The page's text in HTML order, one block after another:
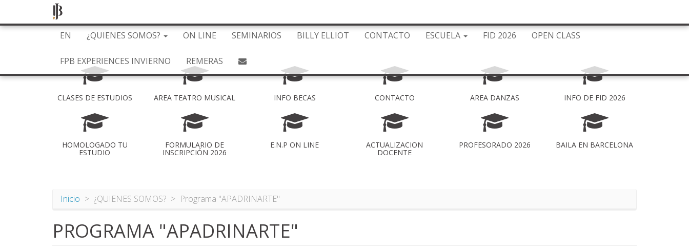
EN ¿QUIENES SOMOS? ON LINE SEMINARIOS BILLY ELLIOT CONTACTO ESCUELA FID 2026 OPEN CLASS
FPB EXPERIENCES INVIERNO REMERAS
CLASES DE ESTUDIOS AREA TEATRO MUSICAL INFO BECAS CONTACTO AREA DANZAS INFO DE FID 2026
HOMOLOGADO TU
ESTUDIO
FORMULARIO DE
INSCRIPCIÓN 2026
E.N.P ON LINE ACTUALIZACION
DOCENTE
PROFESORADO 2026 BAILA EN BARCELONA
Inicio ¿QUIENES SOMOS? Programa "APADRINARTE"
PROGRAMA "APADRINARTE"